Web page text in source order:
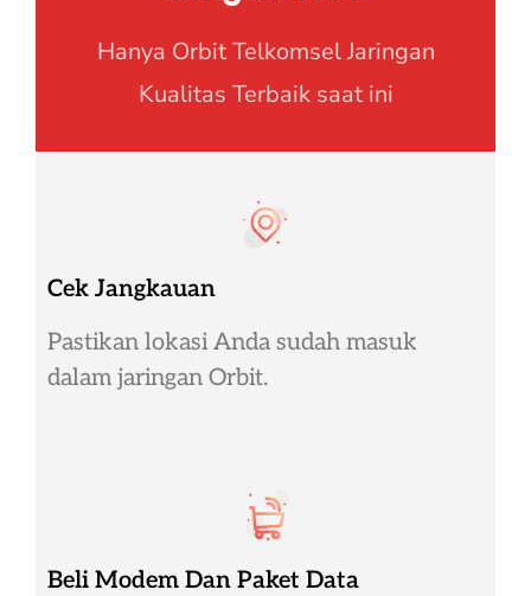
Hanya Orbit Telkomsel Jaringan
Kualitas Terbaik saat ini
Cek Jangkauan
Pastikan lokasi Anda sudah masuk
dalam jaringan Orbit.
Beli Modem Dan Paket Data